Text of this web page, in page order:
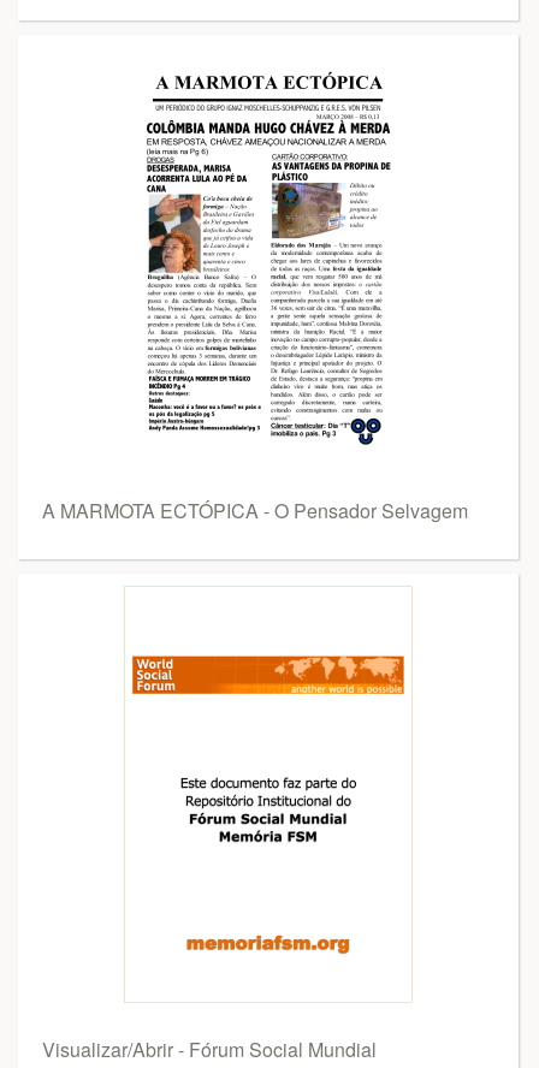
A MARMOTA ECTÓPICA - O Pensador Selvagem
Visualizar/Abrir - Fórum Social Mundial